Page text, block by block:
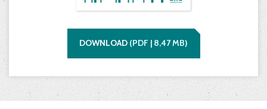
DOWNLOAD (PDF | 8,47MB)